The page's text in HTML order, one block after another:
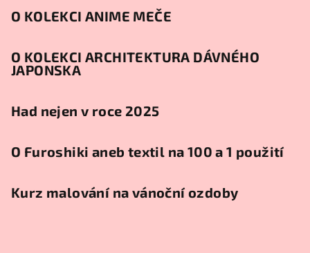
O KOLEKCI ANIME MEČE
O KOLEKCI ARCHITEKTURA DÁVNÉHO
JAPONSKA
Had nejen v roce 2025
O Furoshiki aneb textil na 100 a 1 použití
Kurz malování na vánoční ozdoby